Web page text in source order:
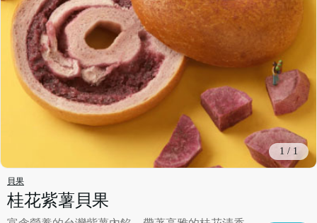
1 / 1
貝果
桂花紫薯貝果